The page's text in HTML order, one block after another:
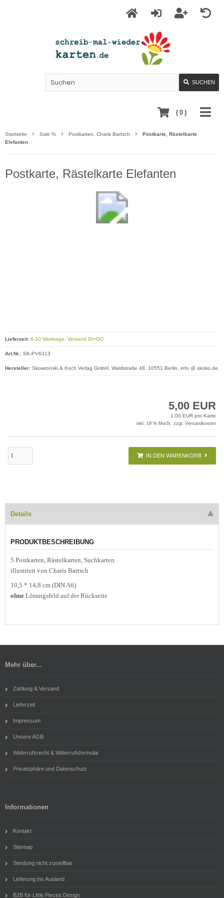
SUCHEN
( 0 )
Startseite Sale % Postkarten, Charis Bartsch
Postkarte, Rästelkarte
Elefanten
Postkarte, Rästelkarte Elefanten
5,00 EUR
1,00 EUR pro Karte
inkl. 19 % MwSt. zzgl. Versandkosten
IN DEN WARENKORB
Lieferzeit: 8-10 Werktage, Versand DI+DO
Art.Nr.: SK-PV6313
Hersteller: Skowronski & Koch Verlag GmbH, Waldstraße 48, 10551 Berlin, info @ skoko.de
Details
PRODUKTBESCHREIBUNG
5 Postkarten, Rästelkarten, Suchkarten
illustriert von Charis Bartsch
10,5 * 14,8 cm (DIN A6)
ohne Lösungsfeld auf der Rückseite
Mehr über...
Zahlung & Versand
Lieferzeit
Impressum
Unsere AGB
Widerrufsrecht & Widerrufsformular
Privatsphäre und Datenschutz
Informationen
Kontakt
Sitemap
Sendung nicht zustellbar
Lieferung ins Ausland
B2B für Little Pieces Design